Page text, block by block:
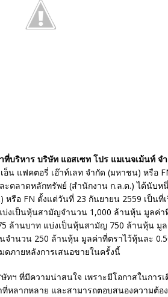
บริหาร บริษัท แอสเซท โปร แมเนจเม้นท์ จ
น แฟคตอรี่ เอ๊าท์เลท จำกัด (มหาชน) หรือ
ตลาดหลักทรัพย์ (สำนักงาน ก.ล.ต.) ได้นับห
หรือ FN ตั้งแต่วันที่ 23 กันยายน 2559 เป็นที่
บ่งเป็นหุ้นสามัญจำนวน 1,000 ล้านหุ้น มูลค่า
ล้านบาท แบ่งเป็นหุ้นสามัญ 750 ล้านหุ้น มู
ำนวน 250 ล้านหุ้น มูลค่าที่ตราไว้หุ้นละ
ภายหลังการเสนอขายในครั้งนี้
ทฯ ที่มีความน่าสนใจ เพราะมีโอกาสในการ
หลากหลาย และสามารถตอบสนองความต้อ